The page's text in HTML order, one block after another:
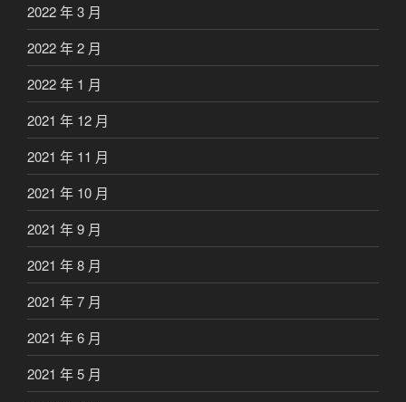
2022 年 3 月
2022 年 2 月
2022 年 1 月
2021 年 12 月
2021 年 11 月
2021 年 10 月
2021 年 9 月
2021 年 8 月
2021 年 7 月
2021 年 6 月
2021 年 5 月